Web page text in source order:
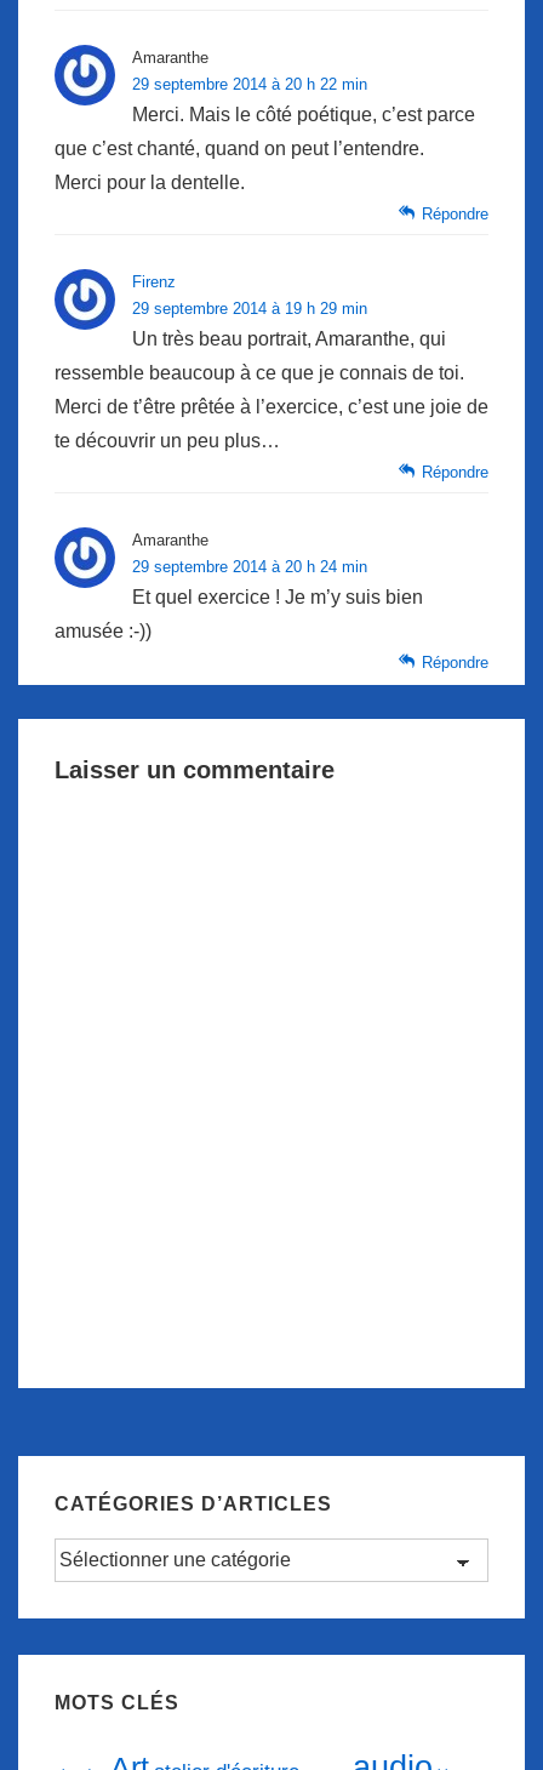
Amaranthe
29 septembre 2014 à 20 h 22 min
Merci. Mais le côté poétique, c’est parce
que c’est chanté, quand on peut l’entendre.
Merci pour la dentelle.
Répondre
Firenz
29 septembre 2014 à 19 h 29 min
Un très beau portrait, Amaranthe, qui
ressemble beaucoup à ce que je connais de toi.
Merci de t’être prêtée à l’exercice, c’est une joie de
te découvrir un peu plus…
Répondre
Amaranthe
29 septembre 2014 à 20 h 24 min
Et quel exercice ! Je m’y suis bien
amusée :-))
Répondre
Laisser un commentaire
CATÉGORIES D’ARTICLES
Catégories
d’articles
MOTS CLÉS